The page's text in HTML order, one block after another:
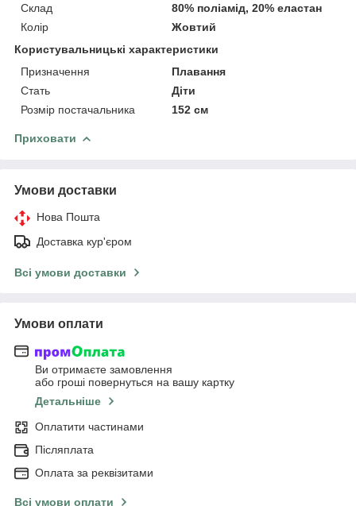
Склад
80% поліамід, 20% еластан
Колір
Жовтий
Користувальницькі характеристики
Призначення
Плавання
Стать
Діти
Розмір постачальника
152 см
Приховати
Умови доставки
Нова Пошта
Доставка кур'єром
Всі умови доставки
Умови оплати
Ви отримаєте замовлення
або гроші повернуться на вашу картку
Детальніше
Оплатити частинами
Післяплата
Оплата за реквізитами
Всі умови оплати